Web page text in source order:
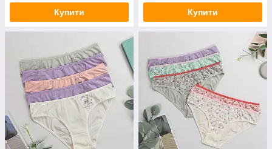
Купити Купити